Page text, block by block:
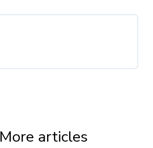
More articles